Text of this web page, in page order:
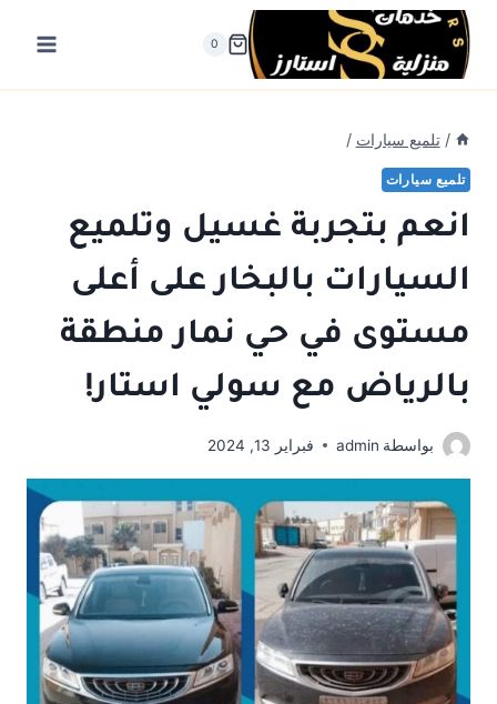
التجاوز
المحتوى
0
/ تلميع سيارات /
تلميع سيارات
انعم بتجربة غسيل وتلميع
السيارات بالبخار على أعلى
مستوى في حي نمار منطقة
بالرياض مع سولي استار!
بواسطة admin فبراير 13, 2024